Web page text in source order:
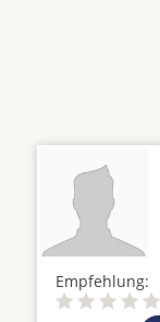
Empfehlung: